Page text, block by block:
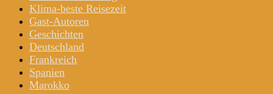
Klima-beste Reisezeit
Gast-Autoren
Geschichten
Deutschland
Frankreich
Spanien
Marokko